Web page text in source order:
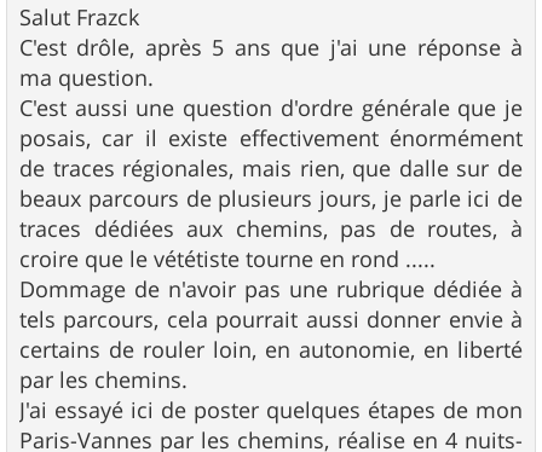
s
s
a
g
e
Salut Frazck
C'est drôle, après 5 ans que j'ai une réponse à
ma question.
C'est aussi une question d'ordre générale que je
posais, car il existe effectivement énormément
de traces régionales, mais rien, que dalle sur de
beaux parcours de plusieurs jours, je parle ici de
traces dédiées aux chemins, pas de routes, à
croire que le vététiste tourne en rond .....
Dommage de n'avoir pas une rubrique dédiée à
tels parcours, cela pourrait aussi donner envie à
certains de rouler loin, en autonomie, en liberté
par les chemins.
J'ai essayé ici de poster quelques étapes de mon
Paris-Vannes par les chemins, réalise en 4 nuits-